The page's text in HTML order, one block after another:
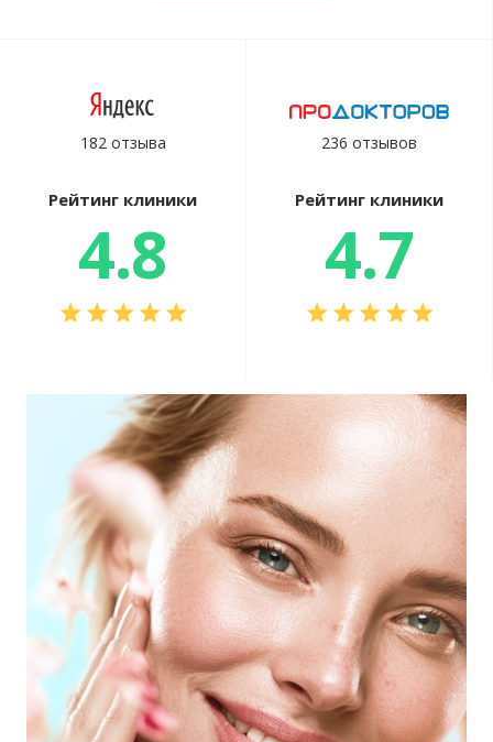
182 отзыва
Рейтинг клиники
4.8
236 отзывов
Рейтинг клиники
4.7